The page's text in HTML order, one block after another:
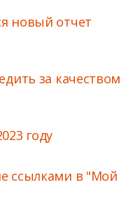
новый отчет
за качеством
году
ссылками в "Мой